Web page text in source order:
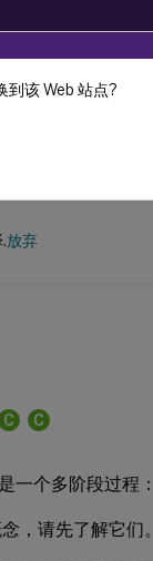
放弃
C C
一个多阶段过程：
，请先了解它们。
到该 Web 站点?